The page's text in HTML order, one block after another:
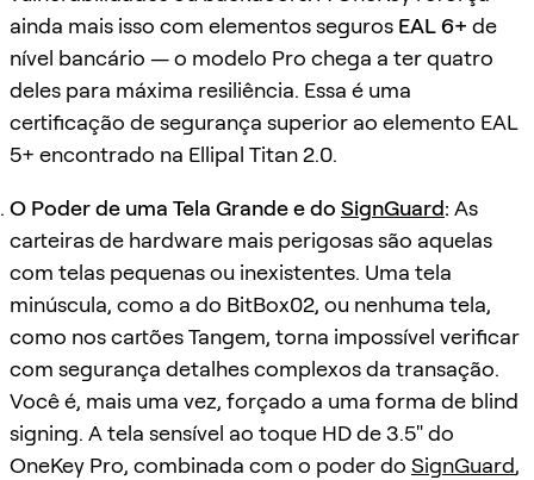
ainda mais isso com elementos seguros EAL 6+ de
nível bancário — o modelo Pro chega a ter quatro
deles para máxima resiliência. Essa é uma
certificação de segurança superior ao elemento EAL
5+ encontrado na Ellipal Titan 2.0.
O Poder de uma Tela Grande e do SignGuard: As
carteiras de hardware mais perigosas são aquelas
com telas pequenas ou inexistentes. Uma tela
minúscula, como a do BitBox02, ou nenhuma tela,
como nos cartões Tangem, torna impossível verificar
com segurança detalhes complexos da transação.
Você é, mais uma vez, forçado a uma forma de blind
signing. A tela sensível ao toque HD de 3.5" do
OneKey Pro, combinada com o poder do SignGuard,